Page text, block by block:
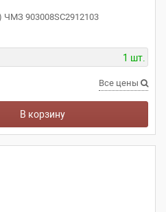
ЧМЗ 903008SC2912103
1 шт.
Все цены
В корзину